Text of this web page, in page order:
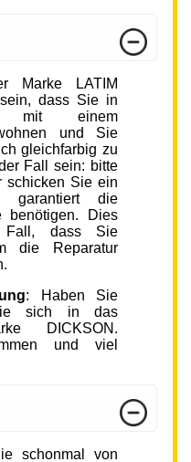
Marke LATIM
dass Sie in
mit einem
und Sie
gleichfarbig zu
Fall sein: bitte
schicken Sie ein
garantiert die
benötigen. Dies
dass Sie
die Reparatur
: Haben Sie
sich in das
DICKSON.
und viel
schonmal von